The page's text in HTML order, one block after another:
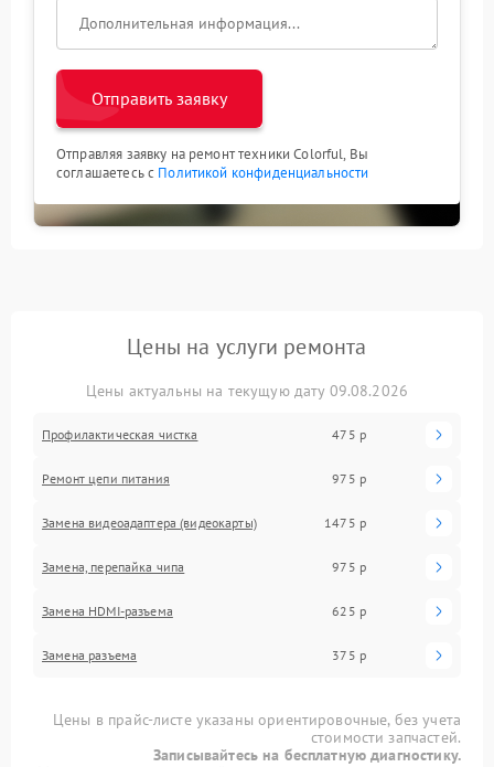
Отправить заявку
Отправляя заявку на ремонт техники Colorful, Вы
соглашаетесь с Политикой конфиденциальности
Цены на услуги ремонта
Цены актуальны на текущую дату 09.08.2026
Профилактическая чистка 475 р
Ремонт цепи питания 975 р
Замена видеоадаптера (видеокарты) 1475 р
Замена, перепайка чипа 975 р
Замена HDMI-разъема 625 р
Замена разъема 375 р
Цены в прайс-листе указаны ориентировочные, без учета
стоимости запчастей.
Записывайтесь на бесплатную диагностику.